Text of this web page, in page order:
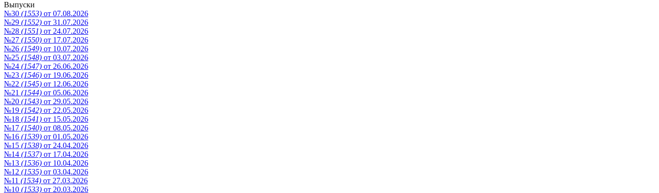
Выпуски
№30 (1553) от 07.08.2026
№29 (1552) от 31.07.2026
№28 (1551) от 24.07.2026
№27 (1550) от 17.07.2026
№26 (1549) от 10.07.2026
№25 (1548) от 03.07.2026
№24 (1547) от 26.06.2026
№23 (1546) от 19.06.2026
№22 (1545) от 12.06.2026
№21 (1544) от 05.06.2026
№20 (1543) от 29.05.2026
№19 (1542) от 22.05.2026
№18 (1541) от 15.05.2026
№17 (1540) от 08.05.2026
№16 (1539) от 01.05.2026
№15 (1538) от 24.04.2026
№14 (1537) от 17.04.2026
№13 (1536) от 10.04.2026
№12 (1535) от 03.04.2026
№11 (1534) от 27.03.2026
№10 (1533) от 20.03.2026